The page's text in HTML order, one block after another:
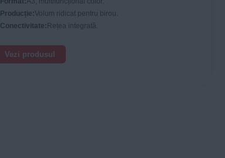
Producție:Volum ridicat pentru birou.
Conectivitate: Rețea integrată.
Vezi produsul